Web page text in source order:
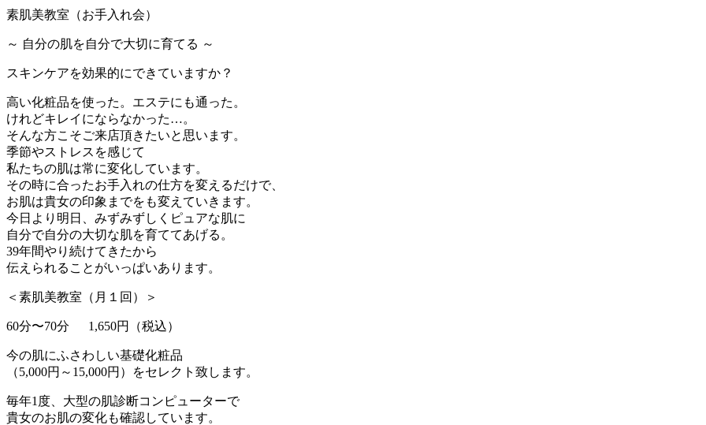
素肌美教室（お手入れ会）
～ 自分の肌を自分で大切に育てる ～
スキンケアを効果的にできていますか？
高い化粧品を使った。エステにも通った。
けれどキレイにならなかった…。
そんな方こそご来店頂きたいと思います。
季節やストレスを感じて
私たちの肌は常に変化しています。
その時に合ったお手入れの仕方を変えるだけで、
お肌は貴女の印象までをも変えていきます。
今日より明日、みずみずしくピュアな肌に
自分で自分の大切な肌を育ててあげる。
39年間やり続けてきたから
伝えられることがいっぱいあります。
＜素肌美教室 （月１回） ＞
60分〜70分 1,650円 （税込）
今の肌にふさわしい基礎化粧品
（5,000円～15,000円）をセレクト致します。
毎年1度、大型の肌診断コンピューターで
貴女のお肌の変化も確認しています。